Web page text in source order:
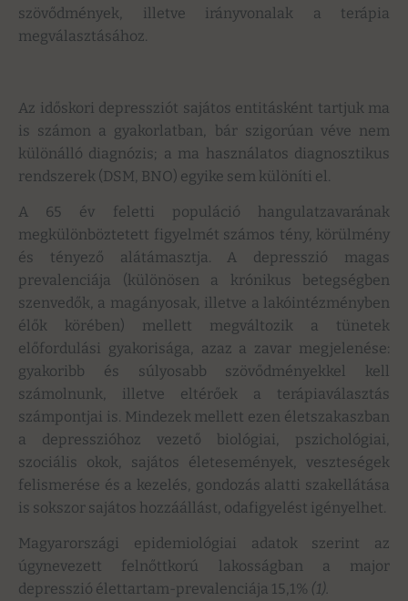
szövődmények, illetve irányvonalak a terápia
megválasztásához.
Az időskori depressziót sajátos entitásként tartjuk ma
is számon a gyakorlatban, bár szigorúan véve nem
különálló diagnózis; a ma használatos diagnosztikus
rendszerek (DSM, BNO) egyike sem különíti el.
A 65 év feletti populáció hangulatzavarának
megkülönböztetett figyelmét számos tény, körülmény
és tényező alátámasztja. A depresszió magas
prevalenciája (különösen a krónikus betegségben
szenvedők, a magányosak, illetve a lakóintézményben
élők körében) mellett megváltozik a tünetek
előfordulási gyakorisága, azaz a zavar megjelenése:
gyakoribb és súlyosabb szövődményekkel kell
számolnunk, illetve eltérőek a terápiaválasztás
számpontjai is. Mindezek mellett ezen életszakaszban
a depresszióhoz vezető biológiai, pszichológiai,
szociális okok, sajátos életesemények, veszteségek
felismerése és a kezelés, gondozás alatti szakellátása
is sokszor sajátos hozzáállást, odafigyelést igényelhet.
Magyarországi epidemiológiai adatok szerint az
úgynevezett felnőttkorú lakosságban a major
depresszió élettartam-prevalenciája 15,1% (1).